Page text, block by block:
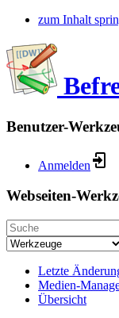
zum Inhalt
Benutzer-
Anmelden
Webseiten-
Letzte
Medien-
Übersicht